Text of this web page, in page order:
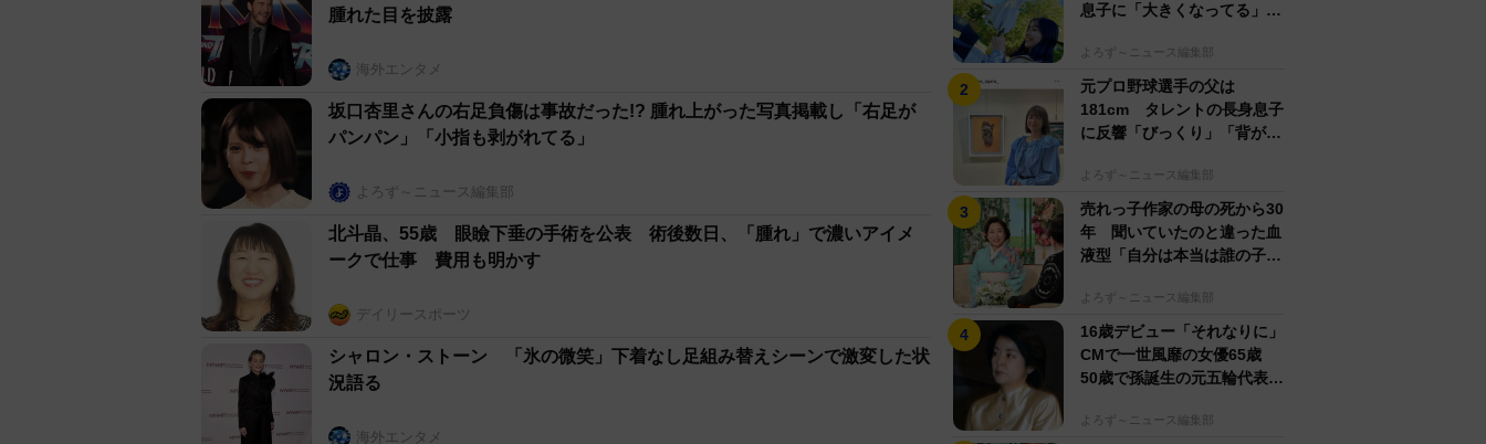
腫れた目を披露
海外エンタメ
坂口杏里さんの右足負傷は事故だった!? 腫れ上がった写真掲載し「右足が
パンパン」「小指も剥がれてる」
よろず～ニュース編集部
北斗晶、55歳 眼瞼下垂の手術を公表 術後数日、「腫れ」で濃いアイメ
ークで仕事 費用も明かす
デイリースポーツ
シャロン・ストーン 「氷の微笑」下着なし足組み替えシーンで激変した状
況語る
海外エンタメ
息子に「大きくなってる」愛
よろず～ニュース編集部
元プロ野球選手の父は
181cm タレントの長身息子
に反響「びっくり」「背が高
よろず～ニュース編集部
売れっ子作家の母の死から30
年 聞いていたのと違った血
液型「自分は本当は誰の子
よろず～ニュース編集部
16歳デビュー「それなりに」
CMで一世風靡の女優65歳
50歳で孫誕生の元五輪代表と
よろず～ニュース編集部